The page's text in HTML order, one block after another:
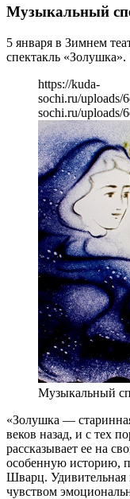
Музыкальный
5 января в Зимнем
спектакль «Золушка».
https://kuda-
sochi.ru/uploads/
sochi.ru/uploads/
Музыкальный
«Золушка —
веков назад, и с тех
рассказывает ее на
особенную историю,
Шварц. Удивительная
чувством